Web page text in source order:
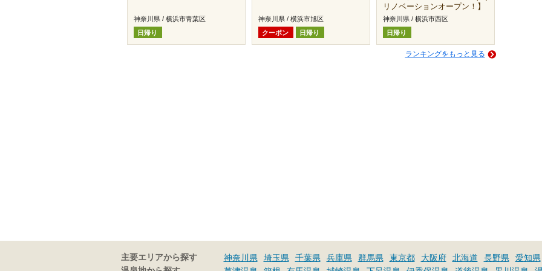
神奈川県 / 横浜市青葉区
日帰り
神奈川県 / 横浜市旭区
クーポン
日帰り
リノベーションオープン！】
神奈川県 / 横浜市西区
日帰り
ランキングをもっと見る
主要エリアから探す 神奈川県 埼玉県 千葉県 兵庫県 群馬県 東京都 大阪府 北海道 長野県 愛知県